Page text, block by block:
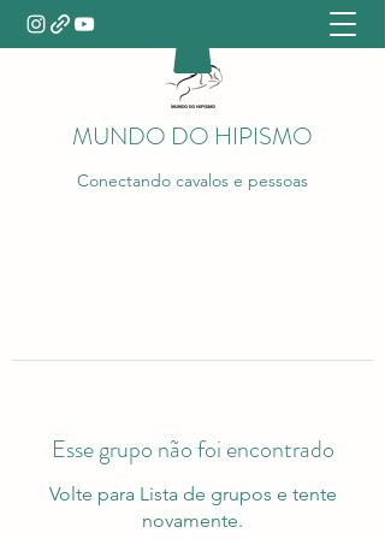
MUNDO DO HIPISMO
Conectando cavalos e pessoas
Esse grupo não foi encontrado
Volte para Lista de grupos e tente
novamente.